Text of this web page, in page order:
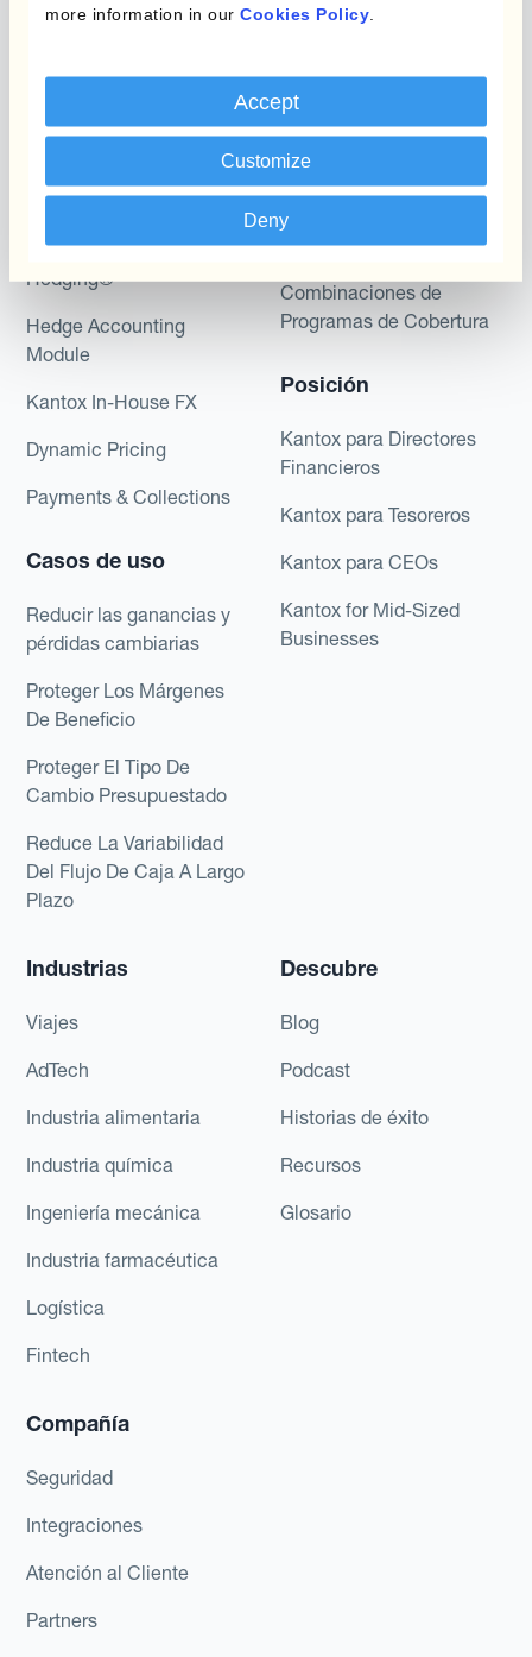
more information in our Cookies Policy
Accept
Customize
Deny
Gestión de Divisas
Productos
Kantox Dynamic
Hedging®
Hedge Accounting
Module
Kantox In-House FX
Dynamic Pricing
Payments & Collections
Casos de uso
Reducir las ganancias y
pérdidas cambiarias
Proteger Los Márgenes
De Beneficio
Proteger El Tipo De
Cambio Presupuestado
Reduce La Variabilidad
Del Flujo De Caja A Largo
Plazo
Programas
Static Hedging
Layered Hedging
Micro-Hedging
Combinaciones de
Programas de Cobertura
Posición
Kantox para Directores
Financieros
Kantox para Tesoreros
Kantox para CEOs
Kantox for Mid-Sized
Businesses
Industrias
Viajes
AdTech
Industria alimentaria
Industria química
Ingeniería mecánica
Industria farmacéutica
Logística
Fintech
Descubre
Blog
Podcast
Historias de éxito
Recursos
Glosario
Compañía
Seguridad
Integraciones
Atención al Cliente
Partners